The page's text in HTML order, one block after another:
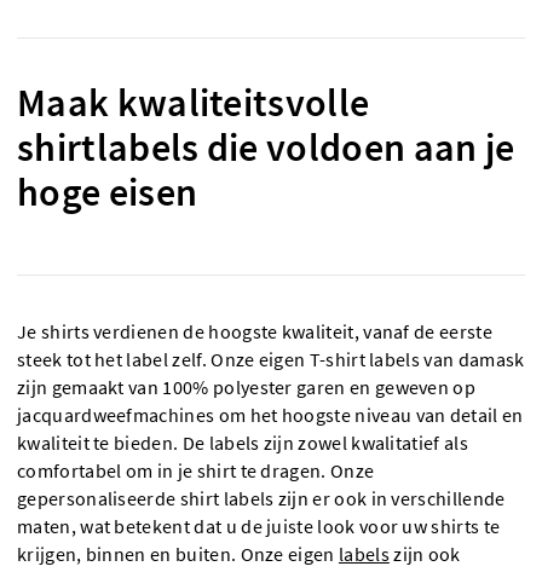
Maak kwaliteitsvolle
shirtlabels die voldoen aan je
hoge eisen
Je shirts verdienen de hoogste kwaliteit, vanaf de eerste
steek tot het label zelf. Onze eigen T-shirt labels van damask
zijn gemaakt van 100% polyester garen en geweven op
jacquardweefmachines om het hoogste niveau van detail en
kwaliteit te bieden. De labels zijn zowel kwalitatief als
comfortabel om in je shirt te dragen. Onze
gepersonaliseerde shirt labels zijn er ook in verschillende
maten, wat betekent dat u de juiste look voor uw shirts te
krijgen, binnen en buiten. Onze eigen labelszijn ook